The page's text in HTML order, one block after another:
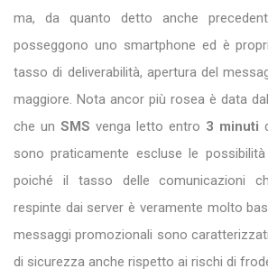
ma, da quanto detto anche
posseggono uno smartphone ed è
tasso di deliverabilità, apertura del
maggiore. Nota ancor più rosea è data
che un SMS venga letto entro 3 minuti
sono praticamente escluse le
poiché il tasso delle comunicazioni
respinte dai server è veramente molto
messaggi promozionali sono
di sicurezza anche rispetto ai rischi di